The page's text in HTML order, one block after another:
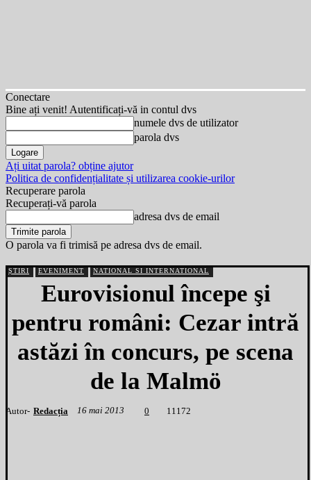
Conectare
Bine ați venit! Autentificați-vă in contul dvs
numele dvs de utilizator
parola dvs
Ați uitat parola? obține ajutor
Politica de confidențialitate și utilizarea cookie-urilor
Recuperare parola
Recuperați-vă parola
adresa dvs de email
O parola va fi trimisă pe adresa dvs de email.
ȘTIRI EVENIMENT NATIONAL SI INTERNATIONAL
Eurovisionul începe şi
pentru români: Cezar intră
astăzi în concurs, pe scena
de la Malmö
Autor- Redacția 16 mai 2013 0 1 1172